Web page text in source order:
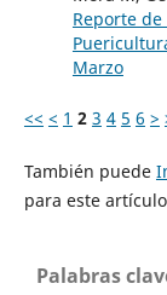
Reporte
Marzo
<< < 1 2 3 4 5 6 >
También puede
para este
Palabras